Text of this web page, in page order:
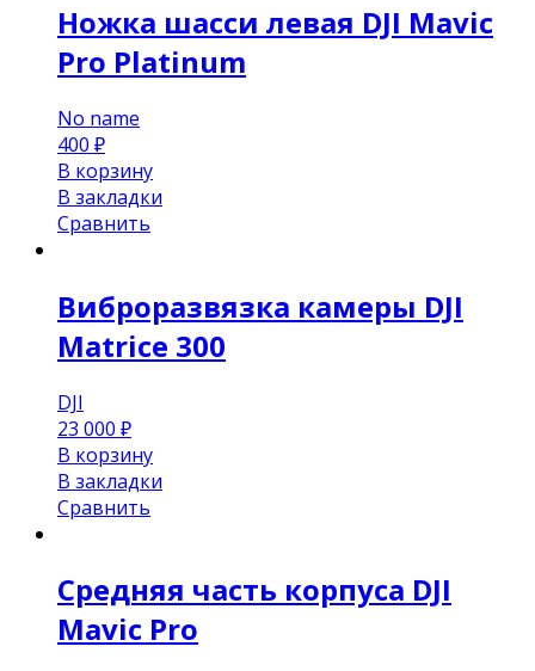
Ножка шасси левая DJI Mavic
Pro Platinum
No name
400 ₽
В корзину
В закладки
Сравнить
Виброразвязка камеры DJI
Matrice 300
DJI
23 000 ₽
В корзину
В закладки
Сравнить
Средняя часть корпуса DJI
Mavic Pro